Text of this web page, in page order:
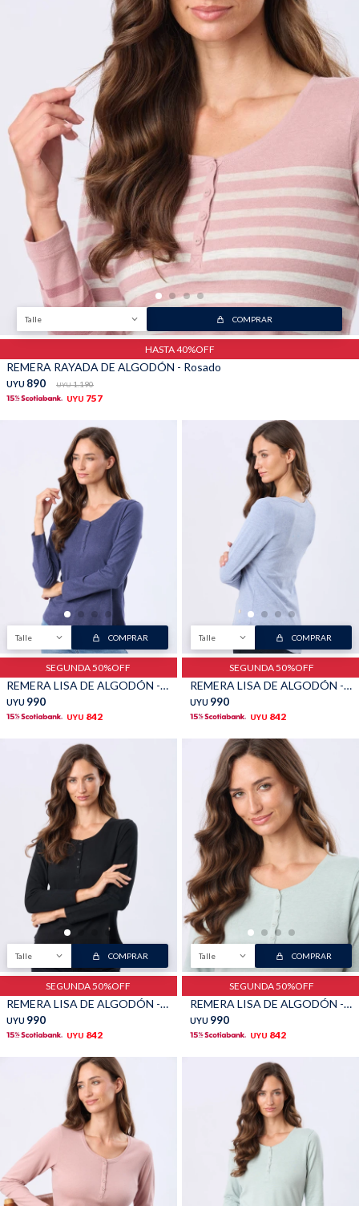
Talle COMPRAR
HASTA 40%OFF
REMERA RAYADA DE ALGODÓN - Rosado
UYU 890 UYU 1.190
UYU 757
Talle COMPRAR
SEGUNDA 50%OFF
REMERA LISA DE ALGODÓN - Azul
UYU 990
UYU 842
Talle COMPRAR
SEGUNDA 50%OFF
REMERA LISA DE ALGODÓN - Denim
UYU 990
UYU 842
Talle COMPRAR
SEGUNDA 50%OFF
REMERA LISA DE ALGODÓN - Negro
UYU 990
UYU 842
Talle COMPRAR
SEGUNDA 50%OFF
REMERA LISA DE ALGODÓN - Pistacho
UYU 990
UYU 842